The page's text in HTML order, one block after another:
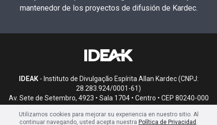
mantenedor de los proyectos de difusión de Kardec.
IDEAK- Instituto de Divulgação Espírita Allan Kardec (CNPJ:
28.283.924/0001-61)
Av. Sete de Setembro, 4923 • Sala 1704 • Centro • CEP 80240-000
Utilizamos cookies para mejorar su experiencia en nuestro sitio. Al
continuar navegando, usted acepta nuestra Política de Privacidad .